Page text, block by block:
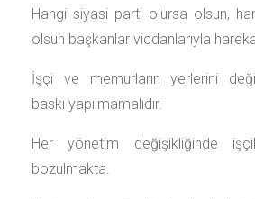
Hangi siyasi parti olursa olsun,
olsun başkanlar vicdanlarıyla
İşçi ve memurların yerlerini
baskı yapılmamalıdır.
Her yönetim değişikliğinde
bozulmakta.